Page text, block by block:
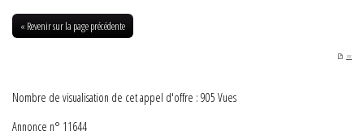
« Revenir sur la page précédente
PDF
Nombre de visualisation de cet appel d'offre : 905 Vues
Annonce n° 11644